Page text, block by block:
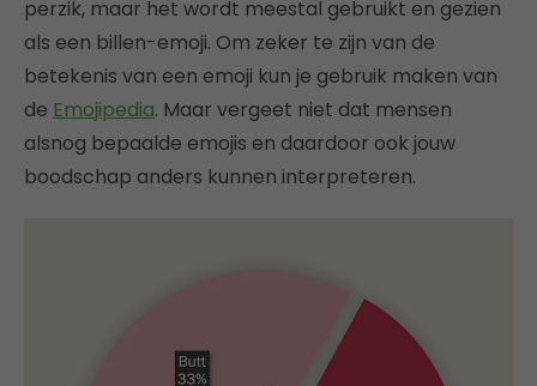
perzik, maar het wordt meestal gebruikt en gezien
als een billen-emoji. Om zeker te zijn van de
betekenis van een emoji kun je gebruik maken van
de Emojipedia. Maar vergeet niet dat mensen
alsnog bepaalde emojis en daardoor ook jouw
boodschap anders kunnen interpreteren.